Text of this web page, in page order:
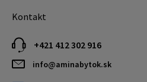
Kontakt
+421 412 302 916
info@aminabytok.sk